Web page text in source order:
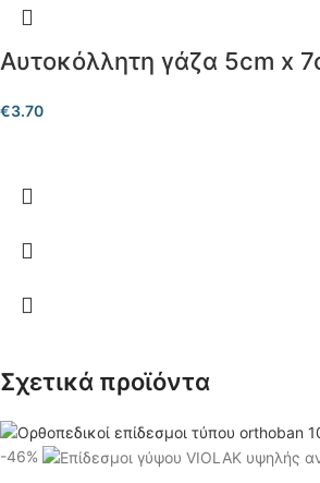
Αυτοκόλλητη γάζα 5cm x
€3.70
Σχετικά προϊόντα
-46%